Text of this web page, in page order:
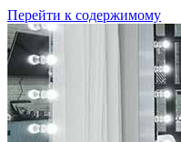
Перейти к содержимому